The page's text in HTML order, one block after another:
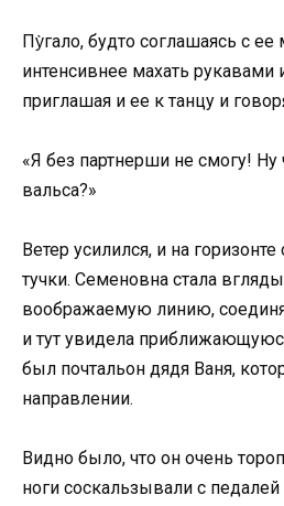
Пу̀гало, будто соглашаясь с
интенсивнее махать
приглашая и ее к танцу и
«Я без партнерши не смогу! Ну
вальса?»
Ветер усилился, и на горизонте
тучки. Семеновна стала
воображаемую линию,
и тут увидела
был почтальон дядя Ваня,
направлении.
Видно было, что он очень
ноги соскальзывали с